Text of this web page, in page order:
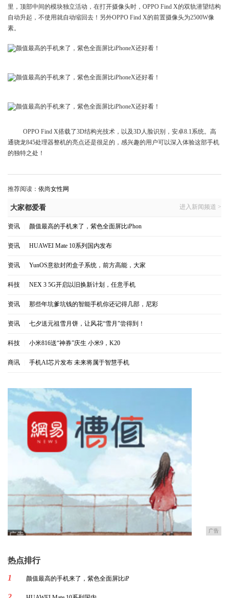
里，顶部中间的模块独立活动，在打开摄像头时，OPPO Find X的双轨潜望结构
自动升起，不使用就自动缩回去！另外OPPO Find X的前置摄像头为2500W像
素。
OPPO Find X搭载了3D结构光技术，以及3D人脸识别，安卓8.1系统。高
通骁龙845处理器整机的亮点还是很足的，感兴趣的用户可以深入体验这部手机
的独特之处！
推荐阅读： 依尚女性网
大家都爱看 进入新闻频道 >
资讯 颜值最高的手机来了，紫色全面屏比iPhon
资讯 HUAWEI Mate 10系列国内发布
资讯 YunOS意欲封闭盒子系统，前方高能，大家
科技 NEX 3 5G开启以旧换新计划，任意手机
资讯 那些年坑爹坑钱的智能手机你还记得几部，尼彩
资讯 七夕送元祖雪月饼，让风花“雪月”尝得到！
科技 小米816送“神券”庆生 小米9，K20
商讯 手机AI芯片发布 未来将属于智慧手机
广告
热点排行
1
颜值最高的手机来了，紫色全面屏比iP